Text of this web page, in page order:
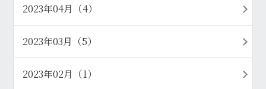
2023年04月（4）
2023年03月（5）
2023年02月（1）